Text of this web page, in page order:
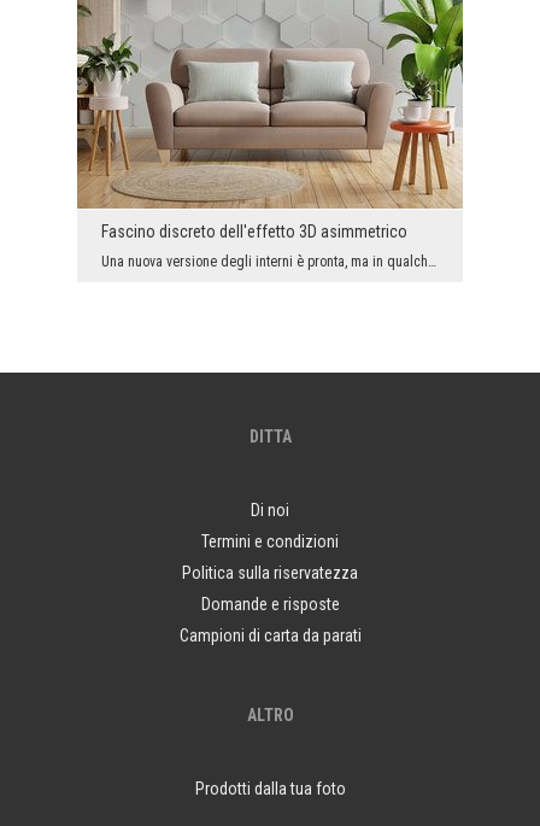
Fascino discreto dell'effetto 3D asimmetrico
Una nuova versione degli interni è pronta, ma in qualche modo c'è una mancanza di creatività qui?...
DITTA
Di noi
Termini e condizioni
Politica sulla riservatezza
Domande e risposte
Campioni di carta da parati
ALTRO
Prodotti dalla tua foto